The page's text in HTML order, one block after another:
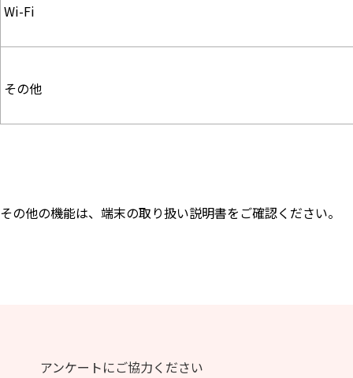
Wi-Fi
その他
その他の機能は、端末の取り扱い説明書をご確認ください。
アンケートにご協力ください